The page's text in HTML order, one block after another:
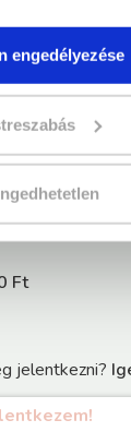
engedélyezése
Ft
jelentkezni?